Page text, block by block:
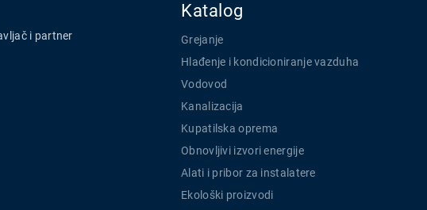
i partner
Katalog
Grejanje
Hlađenje i kondicioniranje vazduha
Vodovod
Kanalizacija
Kupatilska oprema
Obnovljivi izvori energije
Alati i pribor za instalatere
Ekološki proizvodi